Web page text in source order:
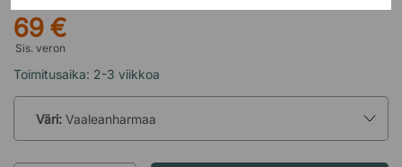
69 €
Sis. veron
Toimitusaika: 2-3 viikkoa
Väri: Vaaleanharmaa